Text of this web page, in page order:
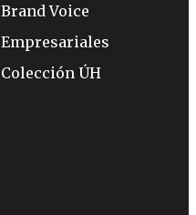
Brand Voice
Empresariales
Colección ÚH